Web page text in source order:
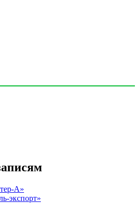
А»
экспорт»